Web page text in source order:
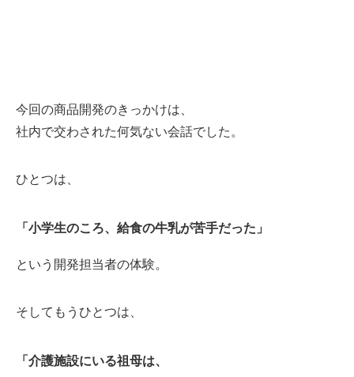
今回の商品開発のきっかけは、
社内で交わされた何気ない会話でした。
ひとつは、
「小学生のころ、給食の牛乳が苦手だった」
という開発担当者の体験。
そしてもうひとつは、
「介護施設にいる祖母は、